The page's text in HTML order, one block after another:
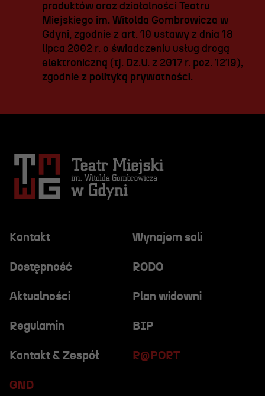
produktów oraz działalności Teatru
Miejskiego im. Witolda Gombrowicza w
Gdyni, zgodnie z art. 10 ustawy z dnia 18
lipca 2002 r. o świadczeniu usług drogą
elektroniczną (tj. Dz.U. z 2017 r. poz. 1219),
zgodnie z polityką prywatności.
Kontakt Wynajem sali
Dostępność RODO
R@PORT
Aktualności Plan widowni
Regulamin BIP
GND
Kontakt & Zespół